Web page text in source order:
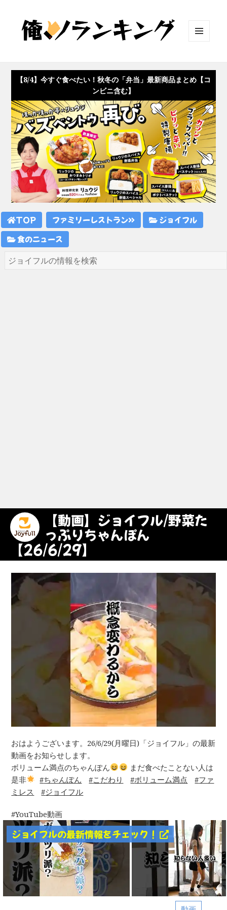
ット
【8/4】今すぐ食べたい！秋冬の「弁当」最新商品まとめ【コ
ンビニ含む】
TOP ファミリーレストラン
ジョイフル
食のニュース
【動画】ジョイフル/野菜た
っぷりちゃんぽん
【26/6/29】
おはようございます。26/6/29(月曜日)「ジョイフル」の最新
動画をお知らせします。
ボリューム満点のちゃんぽん
まだ食べたことない人は
是非
ちゃんぽん こだわり ボリューム満点
ファ
ミレス
ジョイフル
YouTube動画
ジョイフルの最新情報をチェック！